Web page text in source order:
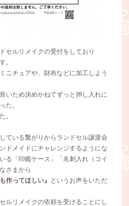
セルリメイクの受付をしており
。
ニチュアや、財布などに加工しよう
いため決めかねてずっと押し入れに
た。
。
ている繋がりからランドセル譲渡会
ドメイドにチャレンジするようにな
る「印鑑ケース」「名刺入れ（コイ
さまから
作ってほしい』
というお声をいただ
ルリメイクの依頼を受けることにし